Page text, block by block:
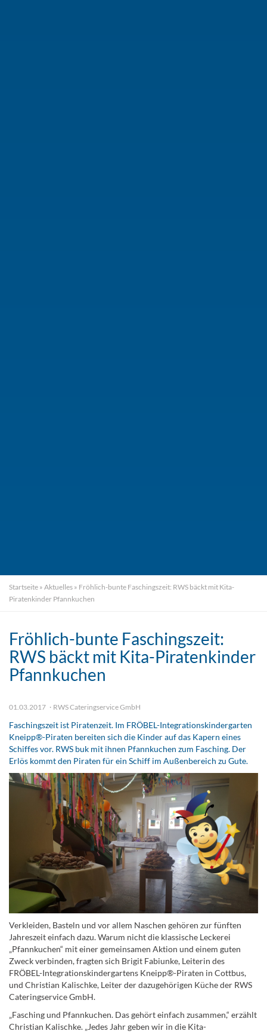
Startseite » Aktuelles » Fröhlich-bunte Faschingszeit: RWS bäckt mit Kita-
Piratenkinder Pfannkuchen
Fröhlich-bunte Faschingszeit:
RWS bäckt mit Kita-Piratenkinder
Pfannkuchen
01.03.2017 RWS Cateringservice GmbH
Faschingszeit ist Piratenzeit. Im FRÖBEL-Integrationskindergarten
Kneipp®-Piraten bereiten sich die Kinder auf das Kapern eines
Schiffes vor. RWS buk mit ihnen Pfannkuchen zum Fasching. Der
Erlös kommt den Piraten für ein Schiff im Außenbereich zu Gute.
Verkleiden, Basteln und vor allem Naschen gehören zur fünften
Jahreszeit einfach dazu. Warum nicht die klassische Leckerei
„Pfannkuchen“ mit einer gemeinsamen Aktion und einem guten
Zweck verbinden, fragten sich Brigit Fabiunke, Leiterin des
FRÖBEL-Integrationskindergartens Kneipp®-Piraten in Cottbus,
und Christian Kalischke, Leiter der dazugehörigen Küche der RWS
Cateringservice GmbH.
„Fasching und Pfannkuchen. Das gehört einfach zusammen,“ erzählt
Christian Kalischke. „Jedes Jahr geben wir in die Kita-